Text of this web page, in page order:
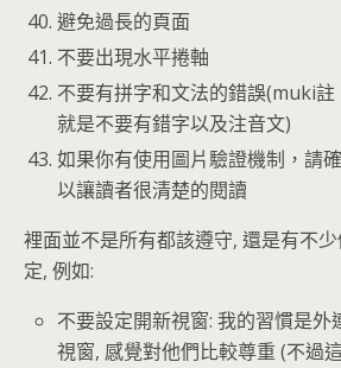
避免過長的頁面
不要出現水平捲軸
不要有拼字和文法的錯誤(muki註
就是不要有錯字以及注音文)
如果你有使用圖片驗證機制，請
以讓讀者很清楚的閱讀
裡面並不是所有都該遵守, 還是有不
定, 例如:
不要設定開新視窗: 我的習慣是外
視窗, 感覺對他們比較尊重 (不過